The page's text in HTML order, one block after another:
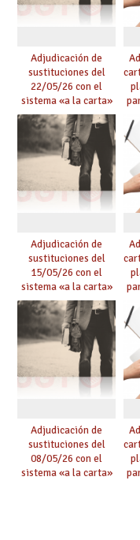
Adjudicación de
sustituciones del
22/05/26 con el
sistema «a la carta»
conseguido con el
Acuerdo de Mejoras
Adjudicación de
sustituciones del
15/05/26 con el
sistema «a la carta»
conseguido con el
Acuerdo de Mejoras
Adjudicación de
sustituciones del
08/05/26 con el
sistema «a la carta»